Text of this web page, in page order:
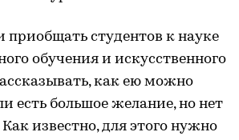
студентов к науке
обучения и искусственного
как ею можно
есть большое желание, но нет
известно, для этого нужно